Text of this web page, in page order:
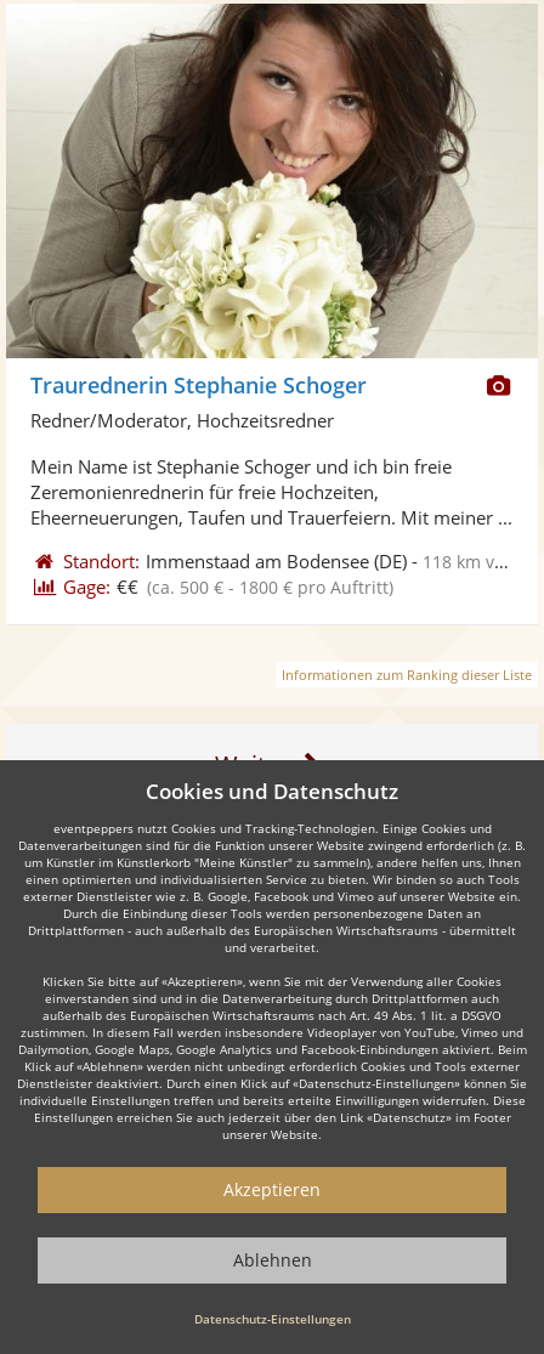
Traurednerin Stephanie Schoger
Redner/Moderator, Hochzeitsredner
Mein Name ist Stephanie Schoger und ich bin freie
Zeremonienrednerin für freie Hochzeiten,
Eheerneuerungen, Taufen und Trauerfeiern. Mit meiner ...
Standort: Immenstaad am Bodensee (DE) - 118 km von Sindelfingen
Gage: €€ (ca. 500 € - 1800 € pro Auftritt)
Informationen zum Ranking dieser Liste
Weiter
Auch interessant:
Trompeter Trauerredner Dudelsackspieler
Wie funktioniert's?
Starten Sie mit dem Button 'Kostenlos anfragen' eine Anfrage an die für
Sie interessanten Moderatoren - also z. B. bestimmte Redner. Diesen
Button finden Sie auf den jeweiligen Künstler-Profil-Seiten der Redner.
2. Angebote erhalten & Details besprechen
Cookies und Datenschutz
eventpeppers nutzt Cookies und Tracking-Technologien. Einige Cookies und
Datenverarbeitungen sind für die Funktion unserer Website zwingend erforderlich (z. B.
um Künstler im Künstlerkorb "Meine Künstler" zu sammeln), andere helfen uns, Ihnen
einen optimierten und individualisierten Service zu bieten. Wir binden so auch Tools
externer Dienstleister wie z. B. Google, Facebook und Vimeo auf unserer Website ein.
Durch die Einbindung dieser Tools werden personenbezogene Daten an
Drittplattformen - auch außerhalb des Europäischen Wirtschaftsraums - übermittelt
und verarbeitet.
Klicken Sie bitte auf «Akzeptieren», wenn Sie mit der Verwendung aller Cookies
einverstanden sind und in die Datenverarbeitung durch Drittplattformen auch
außerhalb des Europäischen Wirtschaftsraums nach Art. 49 Abs. 1 lit. a DSGVO
zustimmen. In diesem Fall werden insbesondere Videoplayer von YouTube, Vimeo und
Dailymotion, Google Maps, Google Analytics und Facebook-Einbindungen aktiviert. Beim
Klick auf «Ablehnen» werden nicht unbedingt erforderlich Cookies und Tools externer
Dienstleister deaktiviert. Durch einen Klick auf «Datenschutz-Einstellungen» können Sie
individuelle Einstellungen treffen und bereits erteilte Einwilligungen widerrufen. Diese
Einstellungen erreichen Sie auch jederzeit über den Link «Datenschutz» im Footer
unserer Website.
Datenschutz-Einstellungen
Akzeptieren
Ablehnen